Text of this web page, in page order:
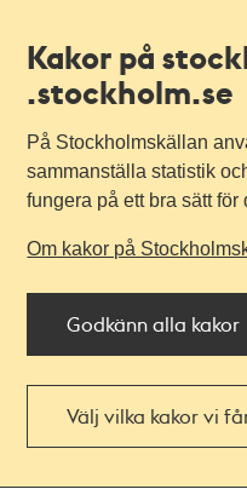
Kakor på
.stockholm.se
På Stockholmskällan
sammanställa statistik
fungera på ett bra sätt för
Om kakor på
Godkänn alla kakor
Välj vilka kakor vi